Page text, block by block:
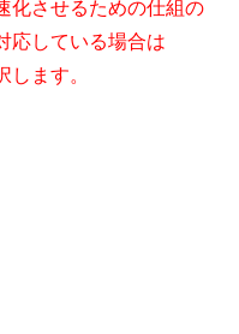
化させるための仕組の
応している場合は
します。